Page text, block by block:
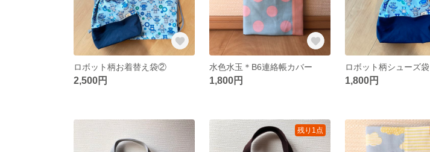
ロボット柄お着替え袋②
2,500円
水色水玉＊B6連絡帳カバー
1,800円
ロボット柄シューズ袋
1,800円
残り1点